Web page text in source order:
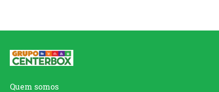
Quem somos